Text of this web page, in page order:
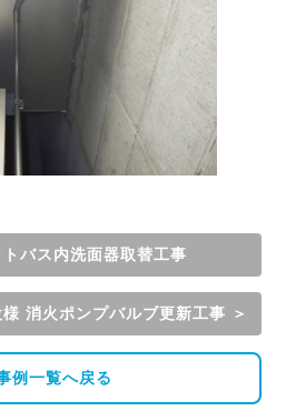
バス内洗面器取替工事
消火ポンプバルブ更新工事 ＞
例一覧へ戻る